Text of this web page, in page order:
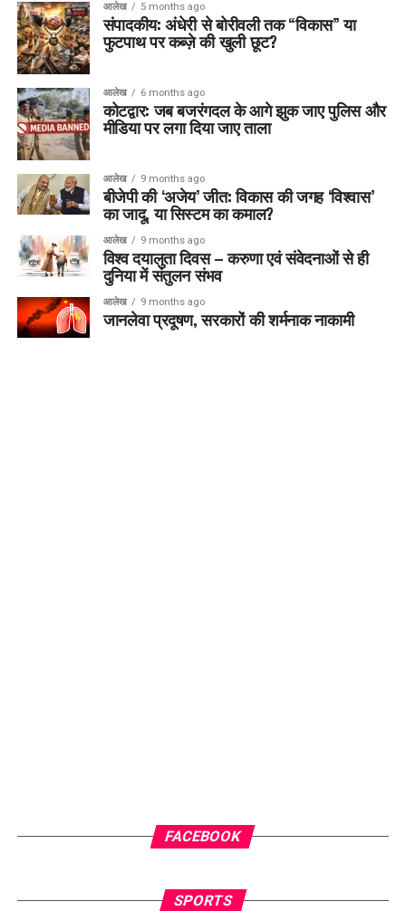
आलेख 5 months ago
संपादकीय: अंधेरी से बोरीवली तक “विकास” या
फुटपाथ पर कब्ज़े की खुली छूट?
आलेख 6 months ago
कोटद्वार: जब बजरंगदल के आगे झुक जाए पुलिस और
मीडिया पर लगा दिया जाए ताला
आलेख 9 months ago
बीजेपी की ‘अजेय’ जीत: विकास की जगह ‘विश्वास’
का जादू, या सिस्टम का कमाल?
आलेख 9 months ago
विश्व दयालुता दिवस – करुणा एवं संवेदनाओं से ही
दुनिया में संतुलन संभव
आलेख 9 months ago
जानलेवा प्रदूषण, सरकारों की शर्मनाक नाकामी
FACEBOOK
SPORTS